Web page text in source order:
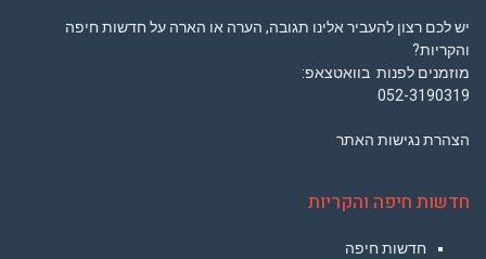
יש לכם רצון להעביר אלינו תגובה, הערה או הארה על חדשות חיפה
והקריות?
מוזמנים לפנות בוואטצאפ:
052-3190319
הצהרת נגישות האתר
חדשות חיפה והקריות
חדשות חיפה